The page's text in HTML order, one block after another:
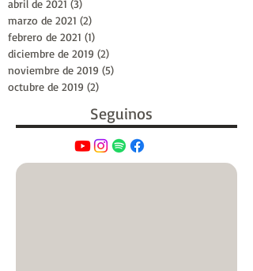
abril de 2021 (3)
marzo de 2021 (2)
febrero de 2021 (1)
diciembre de 2019 (2)
noviembre de 2019 (5)
octubre de 2019 (2)
Seguinos